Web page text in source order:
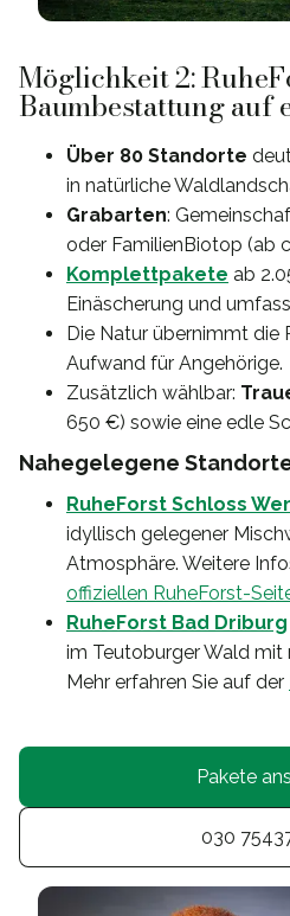
Möglichkeit 2:
Baumbestattung auf
Über 80 Standorte
in natürliche
Grabarten:
oder FamilienBiotop (ab
Komplettpakete ab
Einäscherung und
Die Natur übernimmt die
Aufwand für Angehörige.
Zusätzlich wählbar:
650 €) sowie eine edle
Nahegelegene
RuheForst Schloss
idyllisch gelegener
Atmosphäre. Weitere
offiziellen RuheForst-
RuheForst Bad Driburg
im Teutoburger Wald mit
Mehr erfahren Sie auf der
Pakete
030